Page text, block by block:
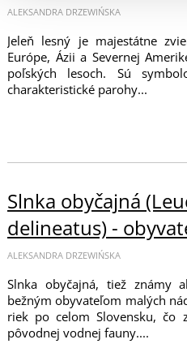
ALEKSANDRA DRZEWIŃSKA
Jeleň lesný je majestátne
Európe, Ázii a Severnej
poľských lesoch. Sú
charakteristické parohy...
Slnka obyčajná
delineatus) -
ALEKSANDRA DRZEWIŃSKA
Slnka obyčajná, tiež známy
bežným obyvateľom malých
riek po celom Slovensku, čo
pôvodnej vodnej fauny....